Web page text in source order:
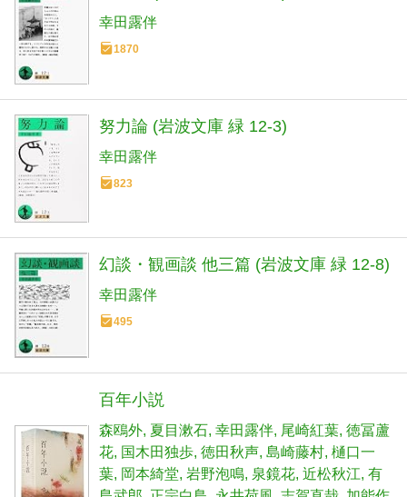
幸田露伴
1870
努力論 (岩波文庫 緑 12-3)
幸田露伴
823
幻談・観画談 他三篇 (岩波文庫 緑 12-8)
幸田露伴
495
百年小説
森鴎外 夏目漱石 幸田露伴 尾崎紅葉 徳冨蘆
花 国木田独歩 徳田秋声 島崎藤村 樋口一
葉 岡本綺堂 岩野泡鳴 泉鏡花 近松秋江 有